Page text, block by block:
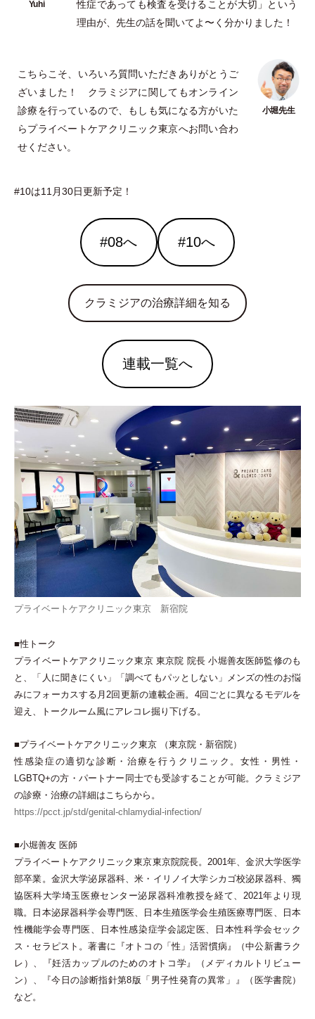
性症であっても検査を受けることが大切 」 という
理由が、先生の話を聞いてよ〜く分かりました！
こちらこそ、いろいろ質問いただきありがとうご
ざいました！ クラミジアに関してもオンライン
診療を行っているので、もしも気になる方がいた
らプライベートケアクリニック東京へお問い合わ
せください。
#10は11月30日更新予定！
#08へ #10へ
クラミジアの治療詳細を知る
連載一覧へ
プライベートケアクリニック東京 新宿院
■性トーク
プライベートケアクリニック東京 東京院 院長 小堀善友医師監修のも
と、
「 人に聞きにくい」 「調べてもパッとしない」
メンズの性のお悩
みにフォーカスする月2回更新の連載企画。4回ごとに異なるモデルを
迎え、トークルーム風にアレコレ掘り下げる。
■プライベートケアクリニック東京 （東京院 ・ 新宿院）
性感染症の適切な診断 ・ 治療を行うクリニック。女性 ・ 男性 ・
LGBTQ+の方 ・ パートナー同士でも受診することが可能。クラミジア
の診療 ・ 治療の詳細はこちらから。
https://pcct.jp/std/genital-chlamydial-infection/
■小堀善友 医師
プライベートケアクリニック東京東京院院長。2001年、金沢大学医学
部卒業。金沢大学泌尿器科、米 ・ イリノイ大学シカゴ校泌尿器科、獨
協医科大学埼玉医療センター泌尿器科准教授を経て、2021年より現
職。日本泌尿器科学会専門医、日本生殖医学会生殖医療専門医、日本
性機能学会専門医、日本性感染症学会認定医、日本性科学会セック
ス ・ セラピスト。著書に『オトコの「性 」活習慣病』 （中公新書ラク
レ ） 、『妊活カップルのためのオトコ学』 （ メディカルトリビュー
ン ） 、『今日の診断指針第8版 「 男子性発育の異常 」 』 （ 医学書院）
など。